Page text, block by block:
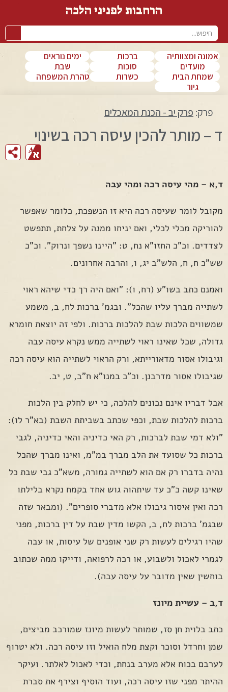
הרחבות לפניני הלכה
אמונה ומצוותיה ברכות
ימים נוראים
מועדים
סוכות
שבת
שמחת הבית
כשרות
טהרת המשפחה
גיור
פרק: פרק יב - הכנת המאכלים
ד – מותר להכין עיסה רכה בשינוי
ד,א – מהי עיסה רכה ומהי עבה
מקובל לומר שעיסה רכה היא זו הנשפכת, כלומר שאפשר
להוריקה מכלי לכלי, ואם יניחו ממנה על צלחת, תתפשט
לצדדים. וכ"כ החזו"א נח, ט: "היינו נשפך ונרוק". וכ"כ
שש"כ ח, ח, הלש"ב יג, ו, והרבה אחרונים.
ואמנם כתב בשו"ע (רח, ו): "ואם היה רך כדי שיהא ראוי
לשתייה מברך עליו שהכל". ובגמ' ברכות לח, ב, משמע
שמשווים הלכות שבת להלכות ברכות. ולפי זה יוצאת חומרא
גדולה, שכל שאינו ראוי לשתייה ממש נקרא עיסה עבה
וגיבולו אסור מדאורייתא, ורק הראוי לשתייה הוא עיסה רכה
שגיבולו אסור מדרבנן. וכ"כ במנו"א ח"ב, ט, יב.
אבל דבריו אינם נכונים להלכה, כי יש לחלק בין הלכות
ברכות להלכות שבת, וכפי שכתב בשביתת השבת (בא"ר לו):
"ולא דמי שבת לברכות, רק האי כדיניה והאי כדיניה, לגבי
ברכות כל שסועד את הלב מברך במ"מ, ואינו מברך שהכל
נהיה בדברו רק אם הוא לשתייה גמורה, משא"כ גבי שבת כל
שאינו קשה כ"כ עד שיתהוה גוש אחד בקמח נקרא בלילתו
רכה ואין איסור גיבולו אלא מדברי סופרים". (ומבאר שזה
שבגמ' ברכות לח, ב, הקשו מדין שבת על דין ברכות, מפני
שהיו רגילים לעשות רק שני אופנים של עיסות, או עבה
לגמרי לאכול ולשבוע, או רכה לרפואה, ודייקו ממה שכתוב
בוחשין שאין מדובר על עיסה עבה).
ד,ב – עשיית מיונז
כתב בלוית חן סז, שמותר לעשות מיונז שמורכב מביצים,
שמן וחרדל וסוכר וקצת מלח הואיל וזו עיסה רכה. ולא יטרוף
לערבם בכוח אלא מערב בנחת, וכדי לאכול לאלתר. ועיקר
ההיתר מפני שזו עיסה רכה, ועוד הוסיף וצירף את סברת